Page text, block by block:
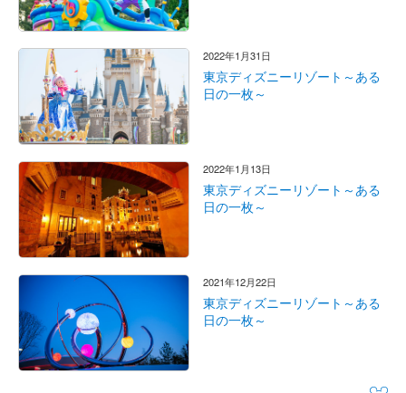
2022年1月31日
東京ディズニーリゾート～ある
日の一枚～
2022年1月13日
東京ディズニーリゾート～ある
日の一枚～
2021年12月22日
東京ディズニーリゾート～ある
日の一枚～